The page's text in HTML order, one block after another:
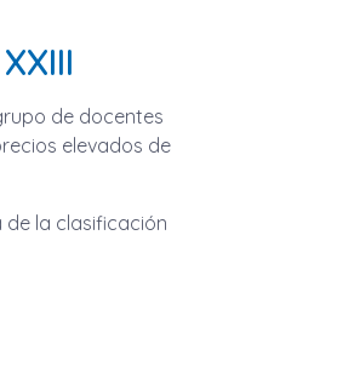
de docentes
elevados de
de la clasificación